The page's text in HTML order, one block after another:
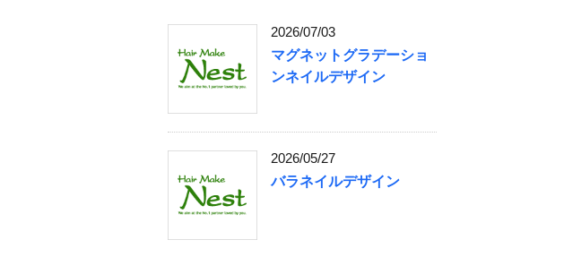
2026/07/03
マグネットグラデーショ
ンネイルデザイン
2026/05/27
バラネイルデザイン